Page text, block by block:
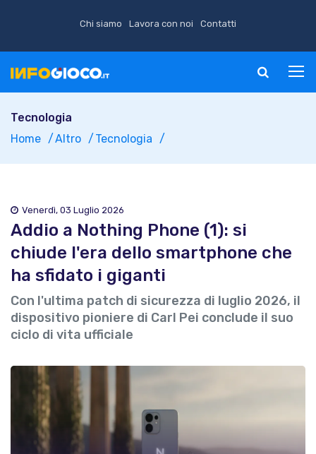
Chi siamo Lavora con noi Contatti
Tecnologia
Home
Altro Tecnologia
Venerdì, 03 Luglio 2026
Addio a Nothing Phone (1): si
chiude l'era dello smartphone che
ha sfidato i giganti
Con l'ultima patch di sicurezza di luglio 2026, il
dispositivo pioniere di Carl Pei conclude il suo
ciclo di vita ufficiale